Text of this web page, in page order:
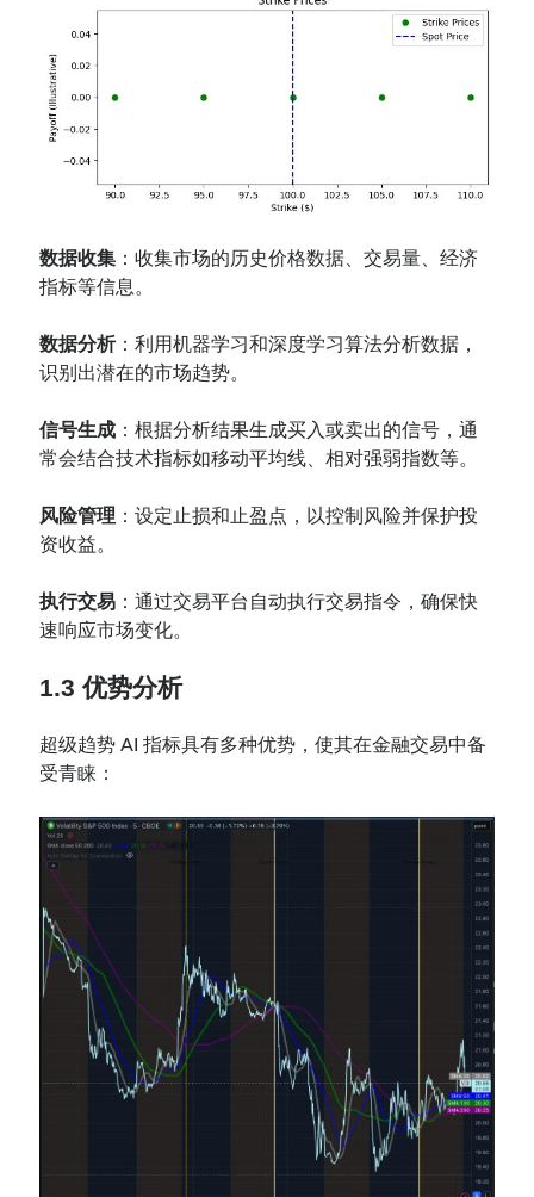
数据收集 ：收集市场的历史价格数据、交易量、经济
指标等信息。
数据分析：利用机器学习和深度学习算法分析数据，
识别出潜在的市场趋势。
信号生成 ：根据分析结果生成买入或卖出的信号，通
常会结合技术指标如移动平均线、相对强弱指数等。
风险管理 ：设定止损和止盈点，以控制风险并保护投
资收益。
执行交易 ：通过交易平台自动执行交易指令，确保快
速响应市场变化。
1.3 优势分析
超级趋势 AI 指标具有多种优势，使其在金融交易中备
受青睐：